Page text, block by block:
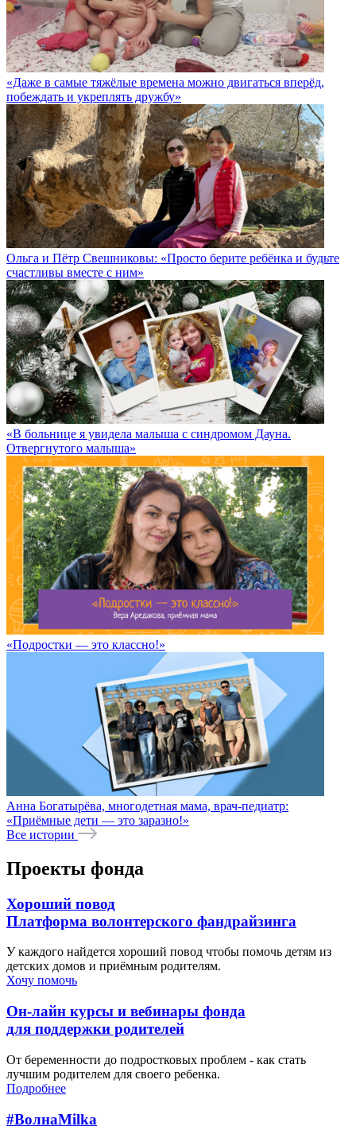
«Даже в самые тяжёлые времена можно двигаться вперёд,
побеждать и укреплять дружбу»
Ольга и Пётр Свешниковы: «Просто берите ребёнка и будьте
счастливы вместе с ним»
«В больнице я увидела малыша с синдромом Дауна.
Отвергнутого малыша»
«Подростки — это классно!»
Анна Богатырёва, многодетная мама, врач-педиатр:
«Приёмные дети — это заразно!»
Все истории
Проекты фонда
Хороший повод
Платформа волонтерского фандрайзинга
У каждого найдется хороший повод чтобы помочь детям из
детских домов и приёмным родителям.
Хочу помочь
Он-лайн курсы и вебинары фонда
для поддержки родителей
От беременности до подростковых проблем - как стать
лучшим родителем для своего ребенка.
Подробнее
#ВолнаMilka